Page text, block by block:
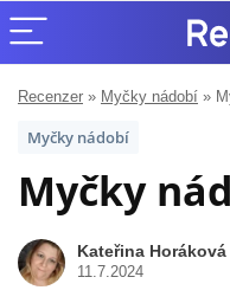
Recenzer » Myčky nádobí »
Myčky nádobí
Myčky
Kateřina Horáková
11.7.2024